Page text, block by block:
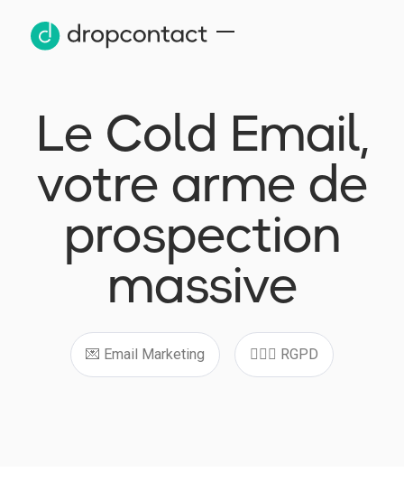
Le Cold Email,
votre arme de
prospection
massive
💌 Email Marketing 👩🏻‍⚖️ RGPD